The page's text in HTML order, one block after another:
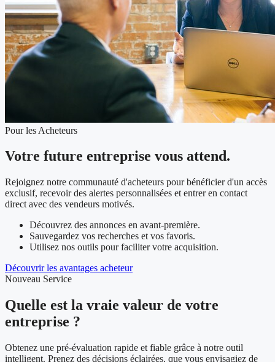
Pour les Acheteurs
Votre future entreprise vous attend.
Rejoignez notre communauté d'acheteurs pour bénéficier d'un accès
exclusif, recevoir des alertes personnalisées et entrer en contact
direct avec des vendeurs motivés.
Découvrez des annonces en avant-première.
Sauvegardez vos recherches et vos favoris.
Utilisez nos outils pour faciliter votre acquisition.
Découvrir les avantages acheteur
Nouveau Service
Quelle est la vraie valeur de votre
entreprise ?
Obtenez une pré-évaluation rapide et fiable grâce à notre outil
intelligent. Prenez des décisions éclairées, que vous envisagiez de